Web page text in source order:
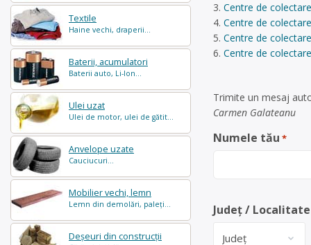
Textile
Haine vechi, draperii...
Baterii, acumulatori
Baterii auto, Li-Ion...
Ulei uzat
Ulei de motor, ulei de gătit...
Anvelope uzate
Cauciucuri...
Mobilier vechi, lemn
Lemn din demolări, paleți...
Deșeuri din construcții
Centre de
Centre de
Centre de
Centre de
Trimite un mesaj
Carmen Galateanu
Numele tău *
Județ / Localitate